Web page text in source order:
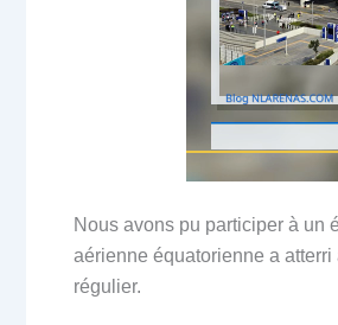
Nous avons pu participer à un
aérienne équatorienne a
régulier.